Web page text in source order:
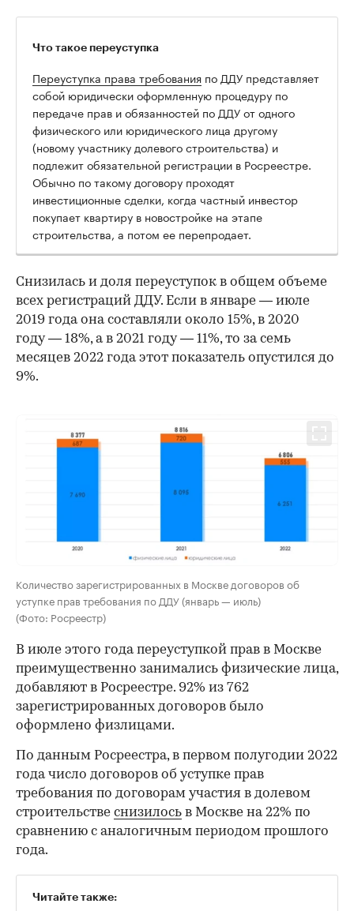
Что такое переуступка
Переуступка права требования по ДДУ представляет
собой юридически оформленную процедуру по
передаче прав и обязанностей по ДДУ от одного
физического или юридического лица другому
(новому участнику долевого строительства) и
подлежит обязательной регистрации в Росреестре.
Обычно по такому договору проходят
инвестиционные сделки, когда частный инвестор
покупает квартиру в новостройке на этапе
строительства, а потом ее перепродает.
Снизилась и доля переуступок в общем объеме
всех регистраций ДДУ. Если в январе — июле
2019 года она составляли около 15%, в 2020
году — 18%, а в 2021 году — 11%, то за семь
месяцев 2022 года этот показатель опустился до
9%.
Количество зарегистрированных в Москве договоров об
уступке прав требования по ДДУ (январь — июль)
(Фото: Росреестр)
В июле этого года переуступкой прав в Москве
преимущественно занимались физические лица,
добавляют в Росреестре. 92% из 762
зарегистрированных договоров было
оформлено физлицами.
По данным Росреестра, в первом полугодии 2022
года число договоров об уступке прав
требования по договорам участия в долевом
строительстве снизилось в Москве на 22% по
сравнению с аналогичным периодом прошлого
года.
Читайте также: